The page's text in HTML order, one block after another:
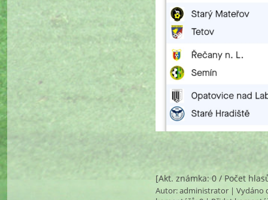
[Akt. známka: 0 / Počet
Autor:administrator| Vydáno